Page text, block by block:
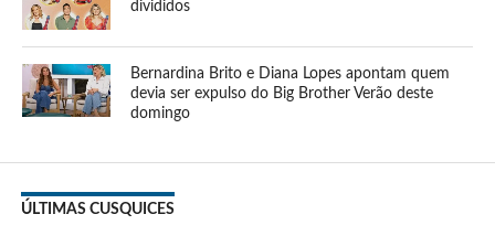
divididos
Bernardina Brito e Diana Lopes apontam quem
devia ser expulso do Big Brother Verão deste
domingo
ÚLTIMAS CUSQUICES